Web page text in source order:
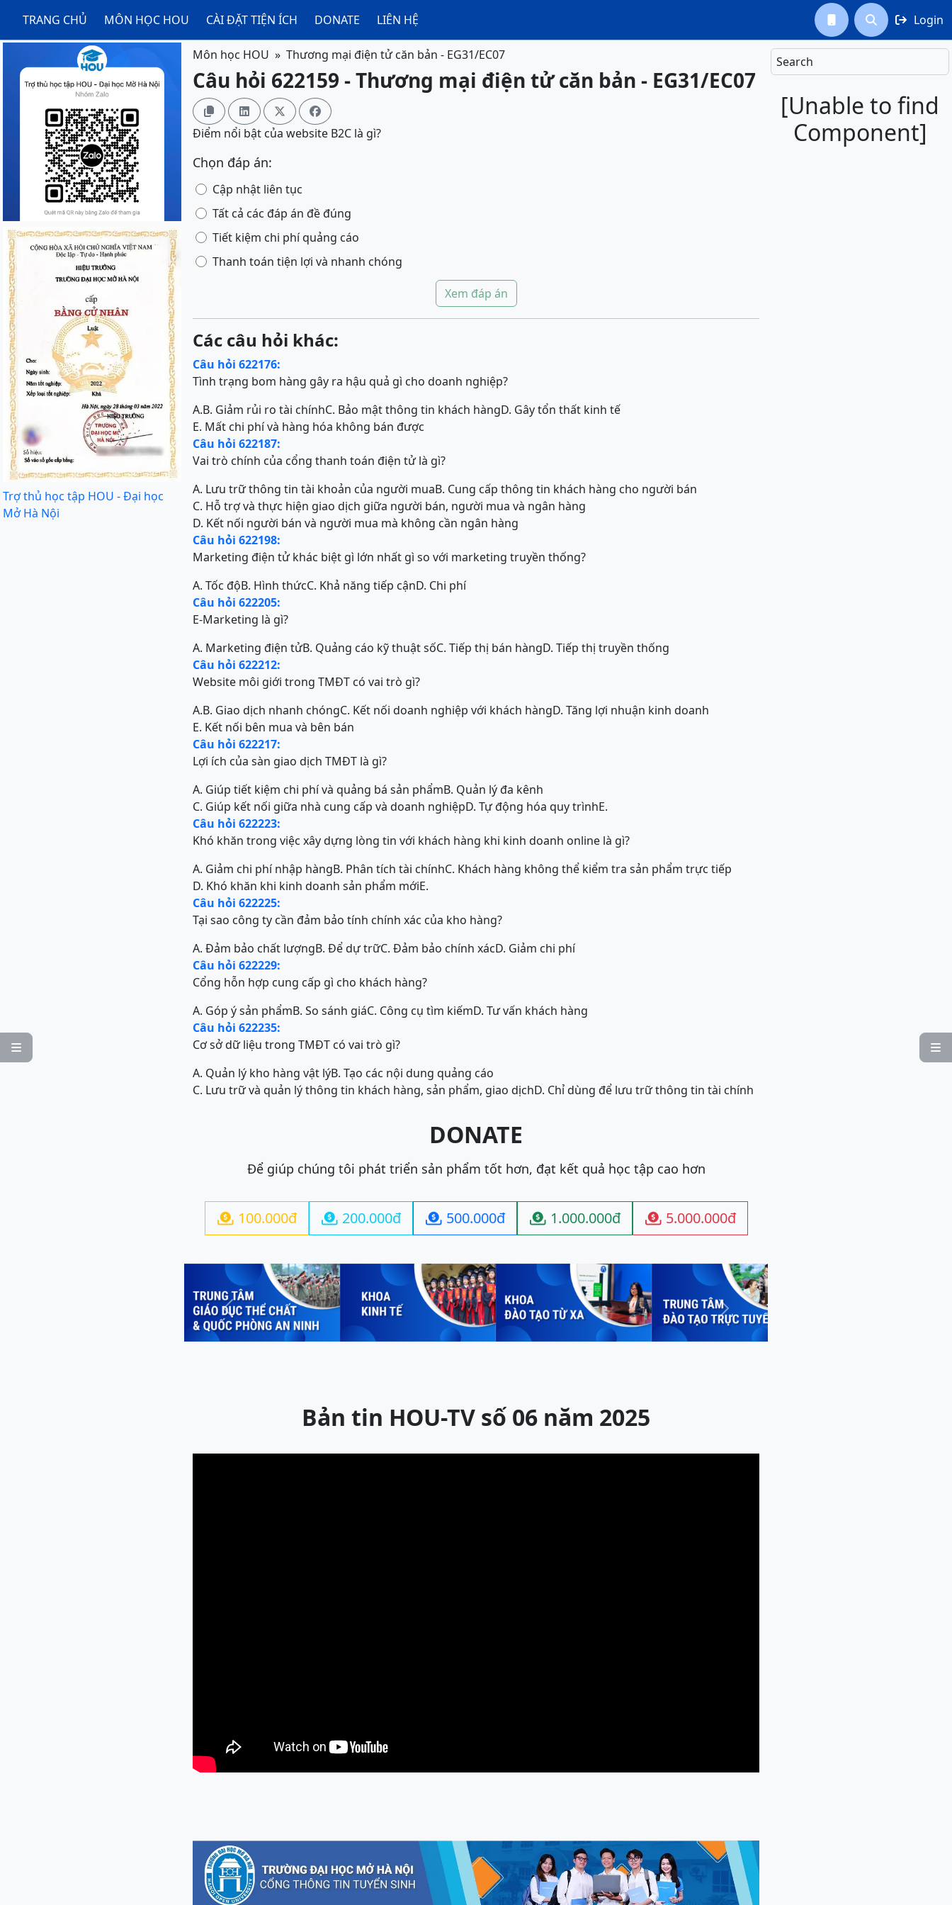
TRANG CHỦ MÔN HỌC HOU CÀI ĐẶT TIỆN ÍCH DONATE LIÊN HỆ   Login

Search
[Unable to find
Component]

Trợ thủ học tập HOU - Đại học
Mở Hà Nội
Môn học HOU Thương mại điện tử căn bản - EG31/EC07
Câu hỏi 622159 - Thương mại điện tử căn bản - EG31/EC07
   
Điểm nổi bật của website B2C là gì?
Chọn đáp án:
Cập nhật liên tục
Tất cả các đáp án đề đúng
Tiết kiệm chi phí quảng cáo
Thanh toán tiện lợi và nhanh chóng
Xem đáp án
Các câu hỏi khác:
Câu hỏi 622176:
Tình trạng bom hàng gây ra hậu quả gì cho doanh nghiệp?
A.B. Giảm rủi ro tài chínhC. Bảo mật thông tin khách hàngD. Gây tổn thất kinh tế
E. Mất chi phí và hàng hóa không bán được
Câu hỏi 622187:
Vai trò chính của cổng thanh toán điện tử là gì?
A. Lưu trữ thông tin tài khoản của người muaB. Cung cấp thông tin khách hàng cho người bán
C. Hỗ trợ và thực hiện giao dịch giữa người bán, người mua và ngân hàng
D. Kết nối người bán và người mua mà không cần ngân hàng
Câu hỏi 622198:
Marketing điện tử khác biệt gì lớn nhất gì so với marketing truyền thống?
A. Tốc độB. Hình thứcC. Khả năng tiếp cậnD. Chi phí
Câu hỏi 622205:
E-Marketing là gì?
A. Marketing điện tửB. Quảng cáo kỹ thuật sốC. Tiếp thị bán hàngD. Tiếp thị truyền thống
Câu hỏi 622212:
Website môi giới trong TMĐT có vai trò gì?
A.B. Giao dịch nhanh chóngC. Kết nối doanh nghiệp với khách hàngD. Tăng lợi nhuận kinh doanh
E. Kết nối bên mua và bên bán
Câu hỏi 622217:
Lợi ích của sàn giao dịch TMĐT là gì?
A. Giúp tiết kiệm chi phí và quảng bá sản phẩmB. Quản lý đa kênh
C. Giúp kết nối giữa nhà cung cấp và doanh nghiệpD. Tự động hóa quy trìnhE.
Câu hỏi 622223:
Khó khăn trong việc xây dựng lòng tin với khách hàng khi kinh doanh online là gì?
A. Giảm chi phí nhập hàngB. Phân tích tài chínhC. Khách hàng không thể kiểm tra sản phẩm trực tiếp
D. Khó khăn khi kinh doanh sản phẩm mớiE.
Câu hỏi 622225:
Tại sao công ty cần đảm bảo tính chính xác của kho hàng?
A. Đảm bảo chất lượngB. Để dự trữC. Đảm bảo chính xácD. Giảm chi phí
Câu hỏi 622229:
Cổng hỗn hợp cung cấp gì cho khách hàng?
A. Góp ý sản phẩmB. So sánh giáC. Công cụ tìm kiếmD. Tư vấn khách hàng
Câu hỏi 622235:
Cơ sở dữ liệu trong TMĐT có vai trò gì?
A. Quản lý kho hàng vật lýB. Tạo các nội dung quảng cáo
C. Lưu trữ và quản lý thông tin khách hàng, sản phẩm, giao dịchD. Chỉ dùng để lưu trữ thông tin tài chính
DONATE
Để giúp chúng tôi phát triển sản phẩm tốt hơn, đạt kết quả học tập cao hơn
 100.000đ  200.000đ  500.000đ  1.000.000đ  5.000.000đ
Previous Next
Bản tin HOU-TV số 06 năm 2025